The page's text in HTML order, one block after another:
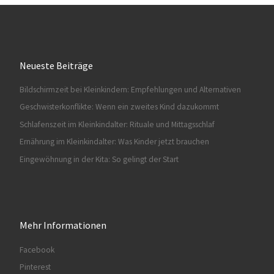
Neueste Beiträge
Bildschirmzeit bei Kleinkindern: Empfehlungen und Alternativen
Geschwisterkonflikte: Wenn ein zweites Kind dazukommt
Schlafenszeit im Kleinkindalter: Rituale und Mittagsschlaf
Ernährung im Kleinkindalter: Was Kinder jetzt brauchen
Eingewöhnung in der Kita: So gelingt der Start
Mehr Informationen
Facebook
Pinterest